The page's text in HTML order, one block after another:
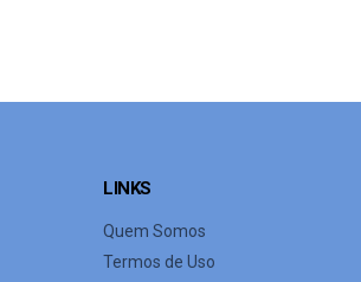
LINKS
Quem Somos
Termos de Uso